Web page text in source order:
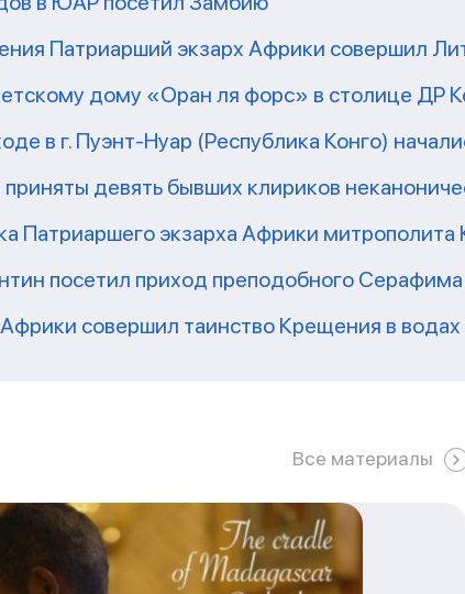
Патриарший экзарх Африки совершил
дому «Оран ля форс» в столице ДР
в г. Пуэнт-Нуар (Республика Конго)
девять бывших клириков
Патриаршего экзарха Африки митрополита
посетил приход преподобного
совершил таинство Крещения в водах
Все материалы